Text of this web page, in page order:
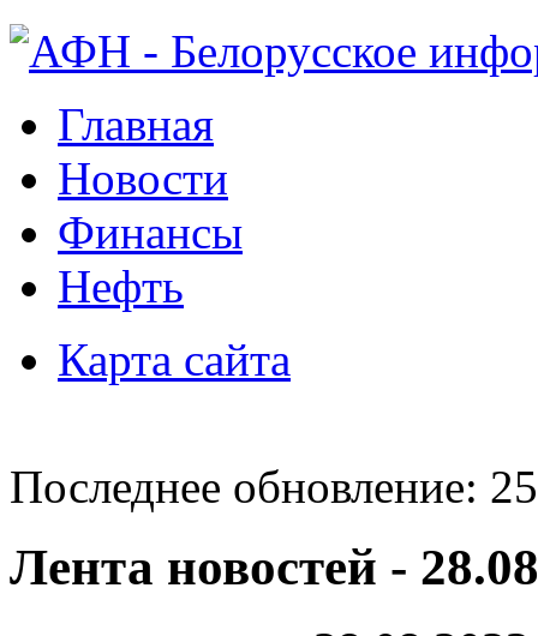
Главная
Новости
Финансы
Нефть
Карта сайта
Последнее обновление:
Лента новостей -